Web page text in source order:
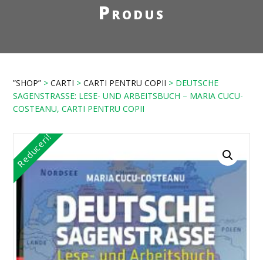
Produs
”SHOP” >CARTI >CARTI PENTRU COPII > DEUTSCHE
SAGENSTRASSE: LESE- UND ARBEITSBUCH – MARIA CUCU-
COSTEANU, CARTI PENTRU COPII
Reduceri!